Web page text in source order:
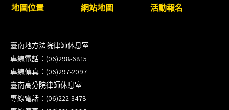
衛」課程(8/12前向本會報名,實體)
壇｣
【重要公告】115年職場霸凌調查專業人才(律師)培
訓課程（雲嘉南場）錄取通知已發送
地圖位置 網站地圖 活動報名
臺南地方法院律師休息室
專線電話：(06)298-6815
專線傳真：(06)297-2097
臺南高分院律師休息室
專線電話：(06)222-3478